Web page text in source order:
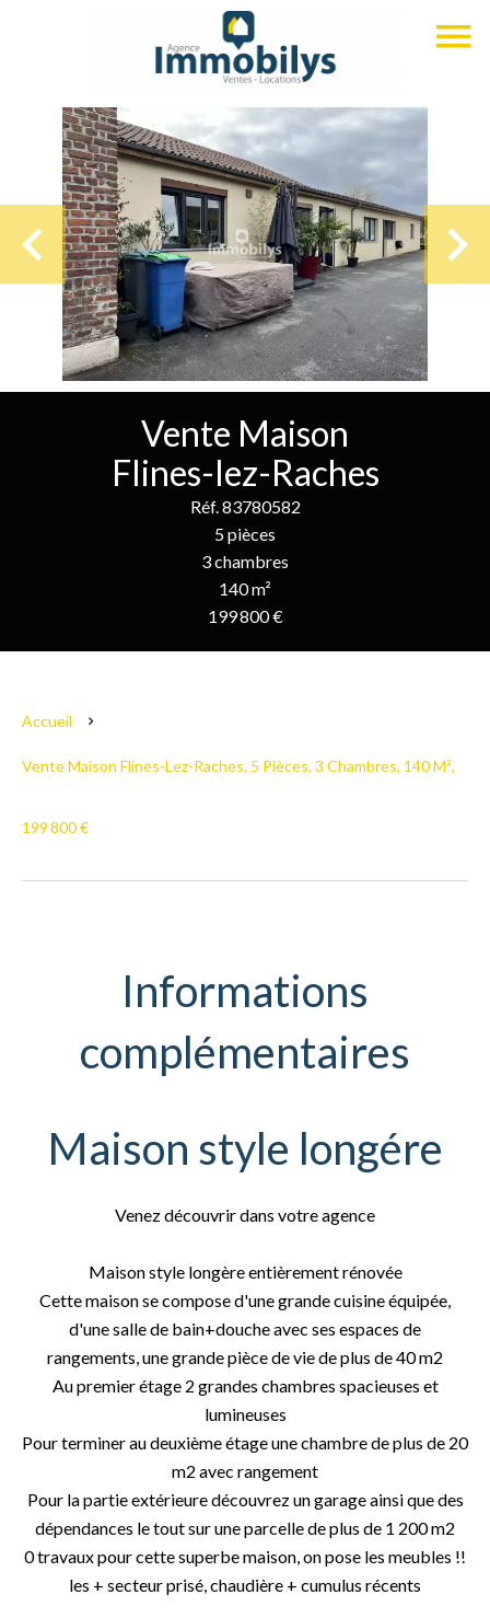
Vente Maison
Flines-lez-Raches
Réf. 83780582
5 pièces
3 chambres
140 m²
199 800 €
Accueil
Vente Maison Flines-Lez-Raches, 5 Pièces, 3 Chambres, 140 M²,
199 800 €
Informations
complémentaires
Maison style longére
Venez découvrir dans votre agence
Maison style longère entièrement rénovée
Cette maison se compose d'une grande cuisine équipée,
d'une salle de bain+douche avec ses espaces de
rangements, une grande pièce de vie de plus de 40 m2
Au premier étage 2 grandes chambres spacieuses et
lumineuses
Pour terminer au deuxième étage une chambre de plus de 20
m2 avec rangement
Pour la partie extérieure découvrez un garage ainsi que des
dépendances le tout sur une parcelle de plus de 1 200 m2
0 travaux pour cette superbe maison, on pose les meubles !!
les + secteur prisé, chaudière + cumulus récents